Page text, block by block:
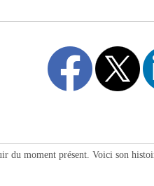
du moment présent. Voici son